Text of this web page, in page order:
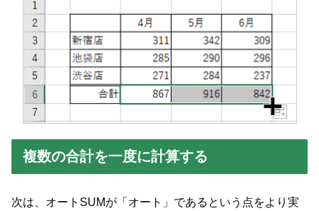
複数の合計を一度に計算する
次は、オートSUMが「オート」であるという点をより実